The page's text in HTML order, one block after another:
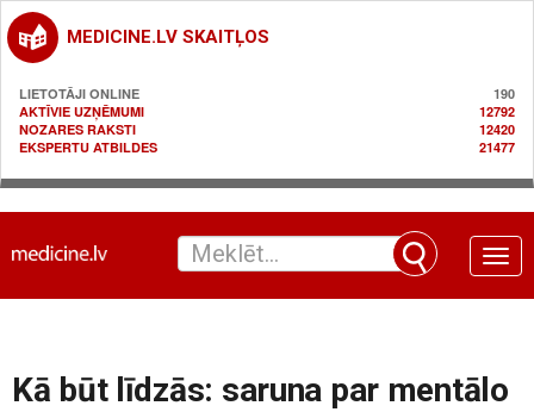
MEDICINE.LV SKAITĻOS
LIETOTĀJI ONLINE
190
AKTĪVIE UZŅĒMUMI
12792
NOZARES RAKSTI
12420
EKSPERTU ATBILDES
21477
Toggle
Kā būt līdzās: saruna par mentālo